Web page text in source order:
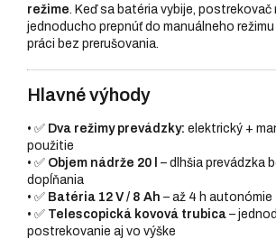
režime . Keď sa batéria vybije, postrekovač
jednoducho prepnúť do manuálneho
práci bez prerušovania.
Hlavné výhody
• ✅ Dva režimy prevádzky: elektrický +
použitie
• ✅ Objem nádrže 20 l
– dlhšia prevádzka
dopĺňania
• ✅ Batéria 12 V / 8 Ah – až 4 h autonómie
• ✅ Telescopická kovová trubica –
postrekovanie aj vo výške